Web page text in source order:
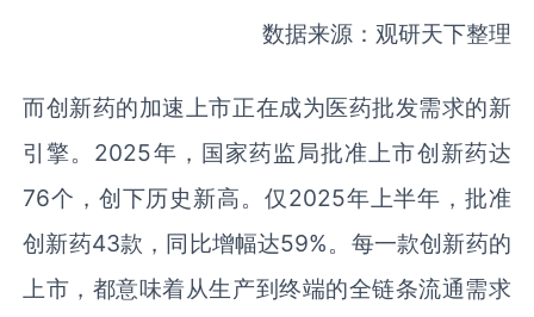
数据来源：观研天下整理
而创新药的加速上市正在成为医药批发需求的新
引擎。2025年，国家药监局批准上市创新药达
76个，创下历史新高。仅2025年上半年，批准
创新药43款，同比增幅达59%。每一款创新药的
上市，都意味着从生产到终端的全链条流通需求